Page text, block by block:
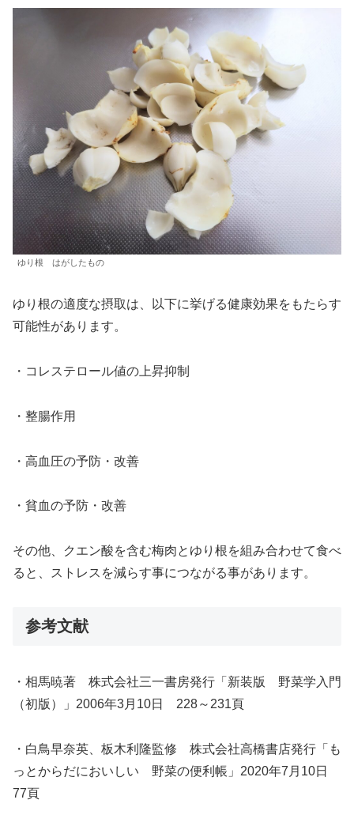
ゆり根 はがしたもの
ゆり根の適度な摂取は、以下に挙げる健康効果をもたらす
可能性があります。
・コレステロール値の上昇抑制
・整腸作用
・高血圧の予防・改善
・貧血の予防・改善
その他、クエン酸を含む梅肉とゆり根を組み合わせて食べ
ると、ストレスを減らす事につながる事があります。
参考文献
・相馬暁著 株式会社三一書房発行「新装版 野菜学入門
（初版）」2006年3月10日 228～231頁
・白鳥早奈英、板木利隆監修 株式会社高橋書店発行「も
っとからだにおいしい 野菜の便利帳」2020年7月10日
77頁